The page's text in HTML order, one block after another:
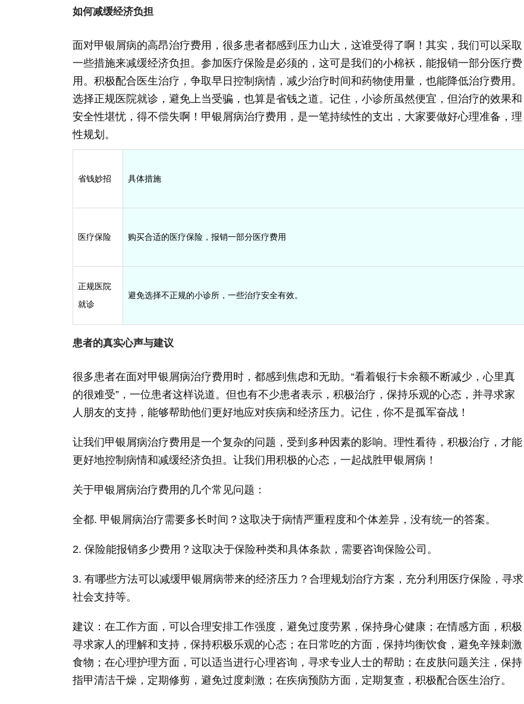
如何减缓经济负担
面对甲银屑病的高昂治疗费用，很多患者都感到压力山大，这谁受得了啊！其实，我们可以采取
一些措施来减缓经济负担。参加医疗保险是必须的，这可是我们的小棉袄，能报销一部分医疗费
用。积极配合医生治疗，争取早日控制病情，减少治疗时间和药物使用量，也能降低治疗费用。
选择正规医院就诊，避免上当受骗，也算是省钱之道。记住，小诊所虽然便宜，但治疗的效果和
安全性堪忧，得不偿失啊！甲银屑病治疗费用，是一笔持续性的支出，大家要做好心理准备，理
性规划。
省钱妙招 具体措施
医疗保险 购买合适的医疗保险，报销一部分医疗费用
正规医院
就诊
避免选择不正规的小诊所，一些治疗安全有效。
患者的真实心声与建议
很多患者在面对甲银屑病治疗费用时，都感到焦虑和无助。“看着银行卡余额不断减少，心里真
的很难受”，一位患者这样说道。但也有不少患者表示，积极治疗，保持乐观的心态，并寻求家
人朋友的支持，能够帮助他们更好地应对疾病和经济压力。记住，你不是孤军奋战！
让我们甲银屑病治疗费用是一个复杂的问题，受到多种因素的影响。理性看待，积极治疗，才能
更好地控制病情和减缓经济负担。让我们用积极的心态，一起战胜甲银屑病！
关于甲银屑病治疗费用的几个常见问题：
全都. 甲银屑病治疗需要多长时间？这取决于病情严重程度和个体差异，没有统一的答案。
2. 保险能报销多少费用？这取决于保险种类和具体条款，需要咨询保险公司。
3. 有哪些方法可以减缓甲银屑病带来的经济压力？合理规划治疗方案，充分利用医疗保险，寻求
社会支持等。
建议：在工作方面，可以合理安排工作强度，避免过度劳累，保持身心健康；在情感方面，积极
寻求家人的理解和支持，保持积极乐观的心态；在日常吃的方面，保持均衡饮食，避免辛辣刺激
食物；在心理护理方面，可以适当进行心理咨询，寻求专业人士的帮助；在皮肤问题关注，保持
指甲清洁干燥，定期修剪，避免过度刺激；在疾病预防方面，定期复查，积极配合医生治疗。